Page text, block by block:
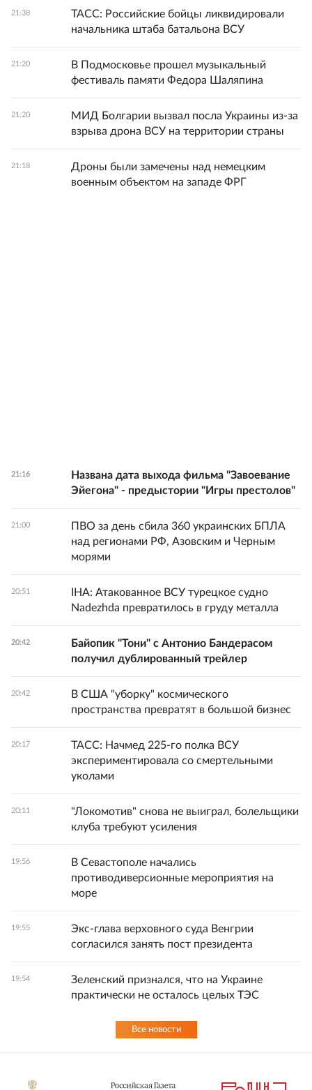
21:38
ТАСС: Российские бойцы ликвидировали
начальника штаба батальона ВСУ
21:20
В Подмосковье прошел музыкальный
фестиваль памяти Федора Шаляпина
21:20
МИД Болгарии вызвал посла Украины из-за
взрыва дрона ВСУ на территории страны
21:18
Дроны были замечены над немецким
военным объектом на западе ФРГ
21:16
Названа дата выхода фильма "Завоевание
Эйегона" - предыстории "Игры престолов"
21:00
ПВО за день сбила 360 украинских БПЛА
над регионами РФ, Азовским и Черным
морями
20:51
IHA: Атакованное ВСУ турецкое судно
Nadezhda превратилось в груду металла
20:42
Байопик "Тони" с Антонио Бандерасом
получил дублированный трейлер
20:42
В США "уборку" космического
пространства превратят в большой бизнес
20:17
ТАСС: Начмед 225-го полка ВСУ
экспериментировала со смертельными
уколами
20:11
"Локомотив" снова не выиграл, болельщики
клуба требуют усиления
19:56
В Севастополе начались
противодиверсионные мероприятия на
море
19:55
Экс-глава верховного суда Венгрии
согласился занять пост президента
19:54
Зеленский признался, что на Украине
практически не осталось целых ТЭС
Все новости